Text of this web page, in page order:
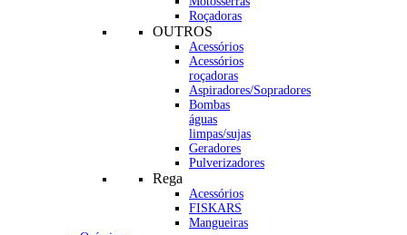
Roçadoras
OUTROS
Acessórios
Acessórios
roçadoras
Aspiradores/Sopradores
Bombas
águas
limpas/sujas
Geradores
Pulverizadores
Rega
Acessórios
FISKARS
Mangueiras